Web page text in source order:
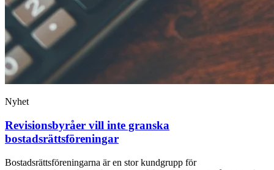
Nyhet
Revisionsbyråer vill inte granska
bostadsrättsföreningar
Bostadsrättsföreningarna är en stor kundgrupp för